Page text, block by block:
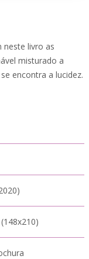
neste livro as
misturado a
encontra a lucidez.